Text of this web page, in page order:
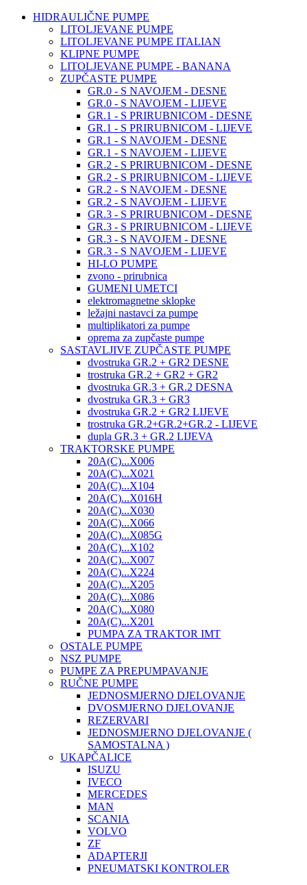
HIDRAULIČNE PUMPE
LITOLJEVANE PUMPE
LITOLJEVANE PUMPE ITALIAN
KLIPNE PUMPE
LITOLJEVANE PUMPE - BANANA
ZUPČASTE PUMPE
GR.0 - S NAVOJEM - DESNE
GR.0 - S NAVOJEM - LIJEVE
GR.1 - S PRIRUBNICOM - DESNE
GR.1 - S PRIRUBNICOM - LIJEVE
GR.1 - S NAVOJEM - DESNE
GR.1 - S NAVOJEM - LIJEVE
GR.2 - S PRIRUBNICOM - DESNE
GR.2 - S PRIRUBNICOM - LIJEVE
GR.2 - S NAVOJEM - DESNE
GR.2 - S NAVOJEM - LIJEVE
GR.3 - S PRIRUBNICOM - DESNE
GR.3 - S PRIRUBNICOM - LIJEVE
GR.3 - S NAVOJEM - DESNE
GR.3 - S NAVOJEM - LIJEVE
HI-LO PUMPE
zvono - prirubnica
GUMENI UMETCI
elektromagnetne sklopke
ležajni nastavci za pumpe
multiplikatori za pumpe
oprema za zupčaste pumpe
SASTAVLJIVE ZUPČASTE PUMPE
dvostruka GR.2 + GR2 DESNE
trostruka GR.2 + GR2 + GR2
dvostruka GR.3 + GR.2 DESNA
dvostruka GR.3 + GR3
dvostruka GR.2 + GR2 LIJEVE
trostruka GR.2+GR.2+GR.2 - LIJEVE
dupla GR.3 + GR.2 LIJEVA
TRAKTORSKE PUMPE
20A(C)...X006
20A(C)...X021
20A(C)...X104
20A(C)...X016H
20A(C)...X030
20A(C)...X066
20A(C)...X085G
20A(C)...X102
20A(C)...X007
20A(C)...X224
20A(C)...X205
20A(C)...X086
20A(C)...X080
20A(C)...X201
PUMPA ZA TRAKTOR IMT
OSTALE PUMPE
NSZ PUMPE
PUMPE ZA PREPUMPAVANJE
RUČNE PUMPE
JEDNOSMJERNO DJELOVANJE
DVOSMJERNO DJELOVANJE
REZERVARI
JEDNOSMJERNO DJELOVANJE (
SAMOSTALNA )
UKAPČALICE
ISUZU
IVECO
MERCEDES
MAN
SCANIA
VOLVO
ZF
ADAPTERJI
PNEUMATSKI KONTROLER